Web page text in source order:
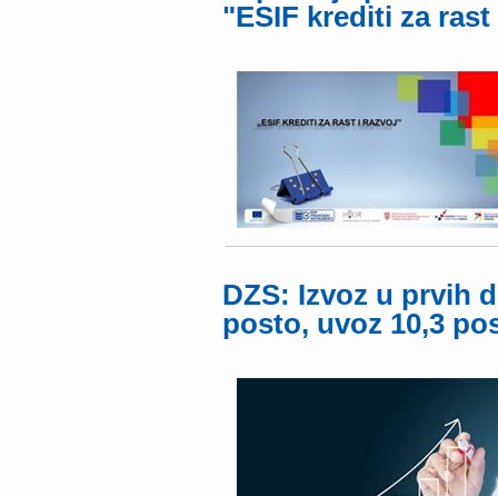
"ESIF krediti za
DZS: Izvoz u prvih
posto, uvoz 10,3